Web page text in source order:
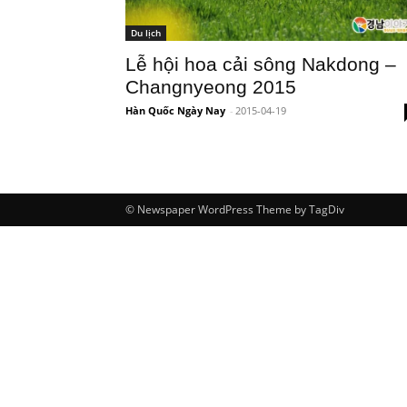
Du lịch
Lễ hội hoa cải sông Nakdong –
Changnyeong 2015
Hàn Quốc Ngày Nay - 2015-04-19
© Newspaper WordPress Theme by TagDiv